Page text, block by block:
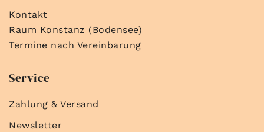
Kontakt
Raum Konstanz (Bodensee)
Termine nach Vereinbarung
Service
Zahlung & Versand
Newsletter